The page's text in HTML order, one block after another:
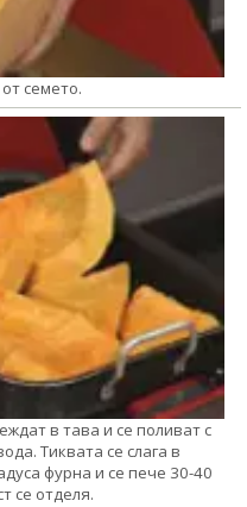
семето.
в тава и се поливат с
Тиквата се слага в
фурна и се пече 30-40
се отделя.